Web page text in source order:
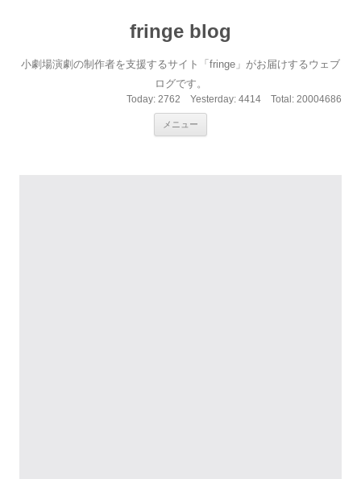
fringe blog
小劇場演劇の制作者を支援するサイト「fringe」がお届けするウェブ
ログです。
Today: 2762 Yesterday: 4414 Total: 20004686
メニュー